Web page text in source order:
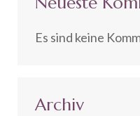
Es sind keine
Archiv